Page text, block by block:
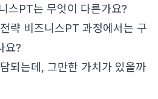
스PT는 무엇이 다른가요?
략 비즈니스PT 과정에서는 구
요?
되는데, 그만한 가치가 있을까